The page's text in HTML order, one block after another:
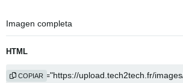
Imagen completa
HTML
COPIAR